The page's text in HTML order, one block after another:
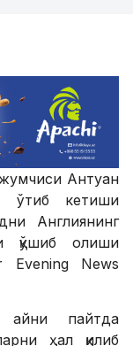
Антуан
ўтиб кетиши
Англиянинг
қўшиб олиши
Evening News
айни пайтда
ҳал қилиб